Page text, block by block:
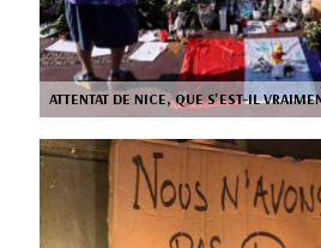
ATTENTAT DE NICE, QUE S'EST-IL